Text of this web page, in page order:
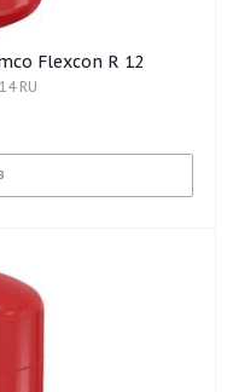
Flexcon R 12
RU